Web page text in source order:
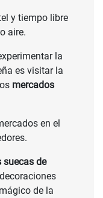
y tiempo libre
aire.
la
es visitar la
mercados
en el
suecas de
de la